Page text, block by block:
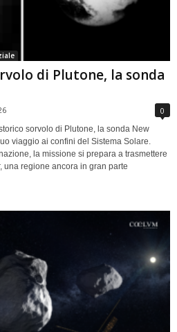
di Plutone, la sonda
0
sorvolo di Plutone, la sonda New
viaggio ai confini del Sistema Solare.
la missione si prepara a trasmettere
una regione ancora in gran parte